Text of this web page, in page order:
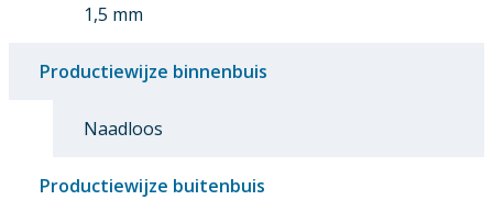
1,5 mm
Productiewijze binnenbuis
Naadloos
Productiewijze buitenbuis